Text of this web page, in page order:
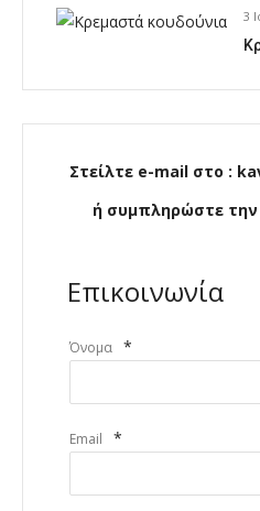
3
Στείλτε e-mail στο :
ή συμπληρώστε
Επικοινωνία
Όνομα *
Email *